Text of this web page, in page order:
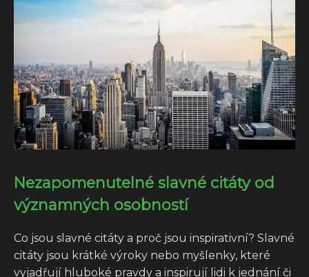
Nezapomenutelné slavné citáty od
významných osobností
Co jsou slavné citáty a proč jsou inspirativní? Slavné
citáty jsou krátké výroky nebo myšlenky, které
vyjadřují hluboké pravdy a inspirují lidi k jednání či